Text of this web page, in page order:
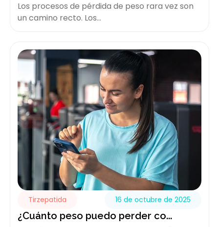
Los procesos de pérdida de peso rara vez son
un camino recto. Los...
Tirzepatida 16 de octubre de 2025
¿Cuánto peso puedo perder co...